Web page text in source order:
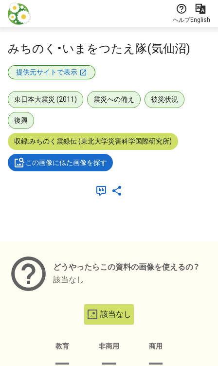
本文に飛ぶ
ヘルプEnglish
みちのく・いまをつたえ隊(気仙沼)
提供元サイトで表示
東日本大震災 (2011) 震災への備え 被災状況
復興
収録:みちのく震録伝 (東北大学災害科学国際研究所)
この画像に似た画像を探す
どうやったらこの資料の画像を使えるの？
該当なし
該当なし
教育 非商用 商用